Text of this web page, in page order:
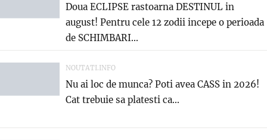
Doua ECLIPSE rastoarna DESTINUL in
august! Pentru cele 12 zodii incepe o perioada
de SCHIMBARI...
NOUTATI.INFO
Nu ai loc de munca? Poti avea CASS in 2026!
Cat trebuie sa platesti ca...